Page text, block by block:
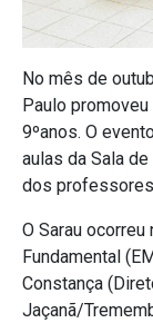
No mês de
Paulo
9ºanos. O
aulas da Sala
dos professores
O Sarau
Fundamental
Constança
Jaçanã/